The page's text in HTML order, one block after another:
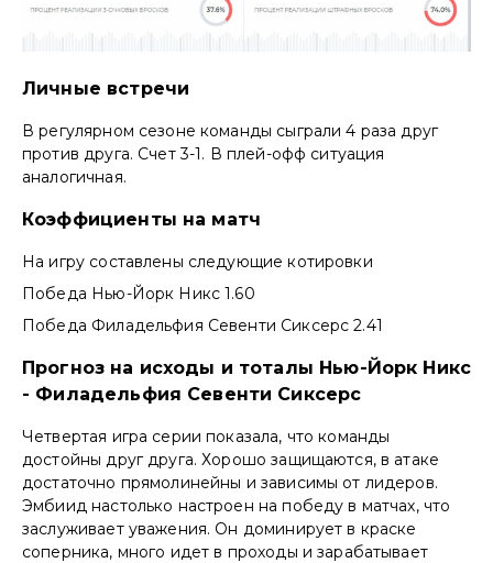
Личные встречи
В регулярном сезоне команды сыграли 4 раза друг
против друга. Счет 3-1. В плей-офф ситуация
аналогичная.
Коэффициенты на матч
На игру составлены следующие котировки
Победа Нью-Йорк Никс 1.60
Победа Филадельфия Севенти Сиксерс 2.41
Прогноз на исходы и тоталы Нью-Йорк Никс
- Филадельфия Севенти Сиксерс
Четвертая игра серии показала, что команды
достойны друг друга. Хорошо защищаются, в атаке
достаточно прямолинейны и зависимы от лидеров.
Эмбиид настолько настроен на победу в матчах, что
заслуживает уважения. Он доминирует в краске
соперника, много идет в проходы и зарабатывает